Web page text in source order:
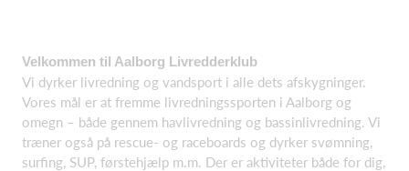
Velkommen til Aalborg Livredderklub
Vi dyrker livredning og vandsport i alle dets afskygninger.
Vores mål er at fremme livredningssporten i Aalborg og
omegn – både gennem havlivredning og bassinlivredning. Vi
træner også på rescue- og raceboards og dyrker svømning,
surfing, SUP, førstehjælp m.m. Der er aktiviteter både for dig,